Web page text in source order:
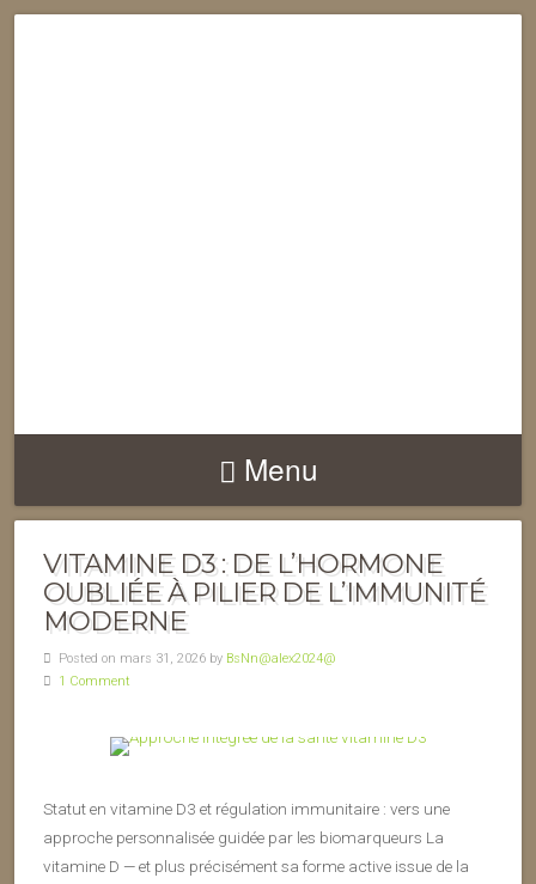
Menu
VITAMINE D3 : DE L’HORMONE
OUBLIÉE À PILIER DE L’IMMUNITÉ
MODERNE
Posted on mars 31, 2026 by BsNn@alex2024@
1 Comment
Statut en vitamine D3 et régulation immunitaire : vers une
approche personnalisée guidée par les biomarqueurs La
vitamine D — et plus précisément sa forme active issue de la